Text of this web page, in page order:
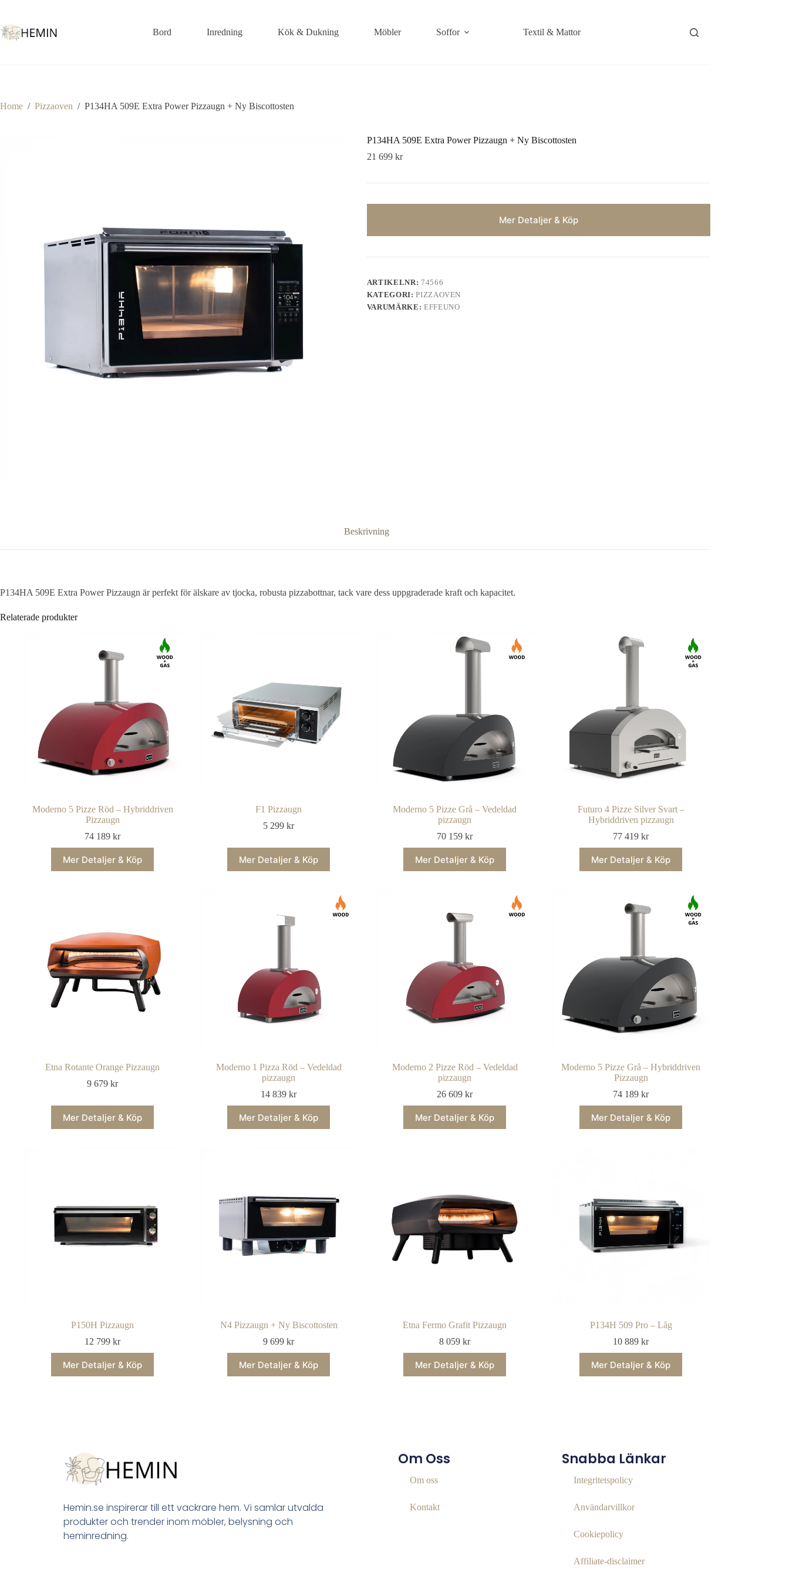
Bord Inredning Kök & Dukning Möbler Soffor Textil & Mattor
Home / Pizzaoven / P134HA 509E Extra Power Pizzaugn + Ny Biscottosten
P134HA 509E Extra Power Pizzaugn + Ny Biscottosten
21 699 kr
Mer Detaljer & Köp
ARTIKELNR: 74566
KATEGORI:PIZZAOVEN
VARUMÄRKE: EFFEUNO
Beskrivning
P134HA 509E Extra Power Pizzaugn är perfekt för älskare av tjocka, robusta pizzabottnar, tack vare dess uppgraderade kraft och kapacitet.
Relaterade produkter
Moderno 5 Pizze Röd – Hybriddriven
Pizzaugn
74 189kr
Mer Detaljer & Köp
F1 Pizzaugn
5 299kr
Mer Detaljer & Köp
Moderno 5 Pizze Grå – Vedeldad
pizzaugn
70 159kr
Mer Detaljer & Köp
Futuro 4 Pizze Silver Svart –
Hybriddriven pizzaugn
77 419kr
Mer Detaljer & Köp
Etna Rotante Orange Pizzaugn
9 679kr
Mer Detaljer & Köp
Moderno 1 Pizza Röd – Vedeldad
pizzaugn
14 839kr
Mer Detaljer & Köp
Moderno 2 Pizze Röd – Vedeldad
pizzaugn
26 609kr
Mer Detaljer & Köp
Moderno 5 Pizze Grå – Hybriddriven
Pizzaugn
74 189kr
Mer Detaljer & Köp
P150H Pizzaugn
12 799kr
Mer Detaljer & Köp
N4 Pizzaugn + Ny Biscottosten
9 699kr
Mer Detaljer & Köp
Etna Fermo Grafit Pizzaugn
8 059kr
Mer Detaljer & Köp
P134H 509 Pro – Låg
10 889kr
Mer Detaljer & Köp
Hemin.se inspirerar till ett vackrare hem. Vi samlar utvalda
produkter och trender inom möbler, belysning och
heminredning.
Om Oss
Om oss
Kontakt
Snabba Länkar
Integritetspolicy
Användarvillkor
Cookiepolicy
Affiliate‑disclaimer